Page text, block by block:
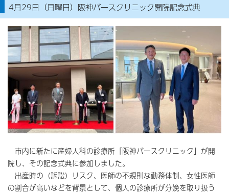
4月29日（月曜日）阪神バースクリニック開院記念式典
市内に新たに産婦人科の診療所「阪神バースクリニック」が開
院し、その記念式典に参加しました。
出産時の（訴訟）リスク、医師の不規則な勤務体制、女性医師
の割合が高いなどを背景として、個人の診療所が分娩を取り扱う